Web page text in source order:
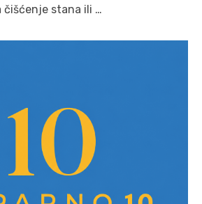
čišćenje stana ili …